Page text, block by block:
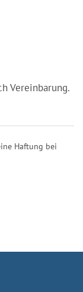
Vereinbarung.
Haftung bei